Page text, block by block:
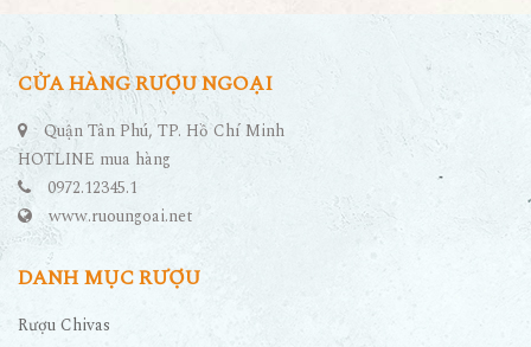
CỬA HÀNG RƯỢU NGOẠI
Quận Tân Phú, TP. Hồ Chí Minh
HOTLINE mua hàng
0972.12345.1
www.ruoungoai.net
DANH MỤC RƯỢU
Rượu Chivas